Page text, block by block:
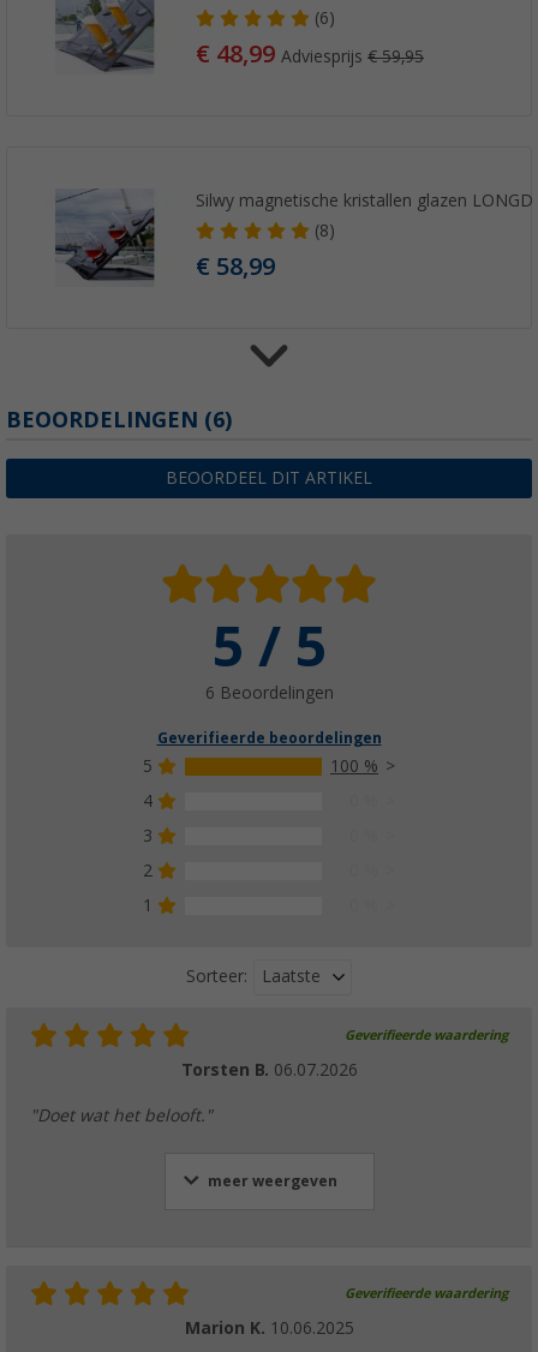
(6)
€ 48,99Adviesprijs€ 59,95
Silwy magnetische kristallen glazen
(8)
€ 58,99
onderzetter 400 ml (set van 2)
(28)
€ 48,99
(250 ml)
(19)
€ 27,99
(3)
€ 45,99
BEOORDELINGEN (6)
BEOORDEEL DIT ARTIKEL
5 / 5
6 Beoordelingen
Geverifieerde beoordelingen
5
100 %
4
3
2
1
Sorteer: Laatste
Geverifieerde waardering
Torsten B. 06.07.2026
"Doet wat het belooft."
meer weergeven
Geverifieerde waardering
Marion K. 10.06.2025